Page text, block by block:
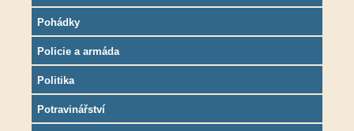
Pohádky
Policie a armáda
Politika
Potravinářství